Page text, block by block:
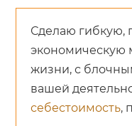
Сделаю гибкую,
экономическую
жизни, с
вашей
себестоимость,